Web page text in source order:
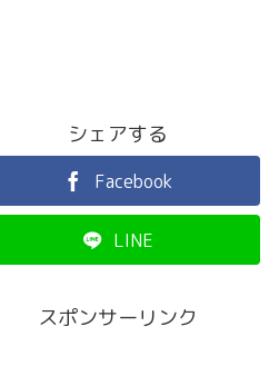
シェアする
Facebook
LINE
スポンサーリンク